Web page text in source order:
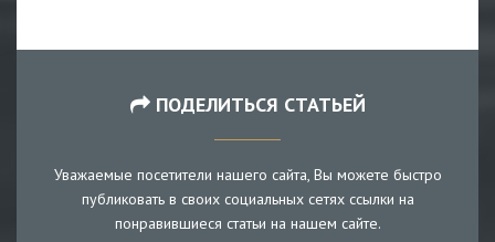
ПОДЕЛИТЬСЯ СТАТЬЕЙ
Уважаемые посетители нашего сайта, Вы можете быстро
публиковать в своих социальных сетях ссылки на
понравившиеся статьи на нашем сайте.